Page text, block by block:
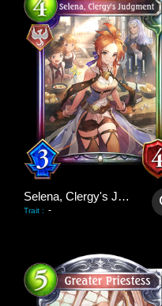
Selena, Clergy's Judgment
Trait : -